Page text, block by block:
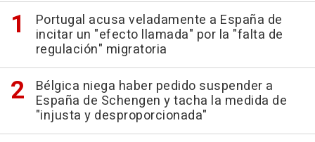
Portugal acusa veladamente a España de
incitar un "efecto llamada" por la "falta de
regulación" migratoria
Bélgica niega haber pedido suspender a
España de Schengen y tacha la medida de
"injusta y desproporcionada"